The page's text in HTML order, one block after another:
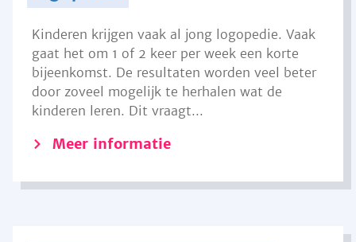
Kinderen krijgen vaak al jong logopedie. Vaak
gaat het om 1 of 2 keer per week een korte
bijeenkomst. De resultaten worden veel beter
door zoveel mogelijk te herhalen wat de
kinderen leren. Dit vraagt...
Meer informatie